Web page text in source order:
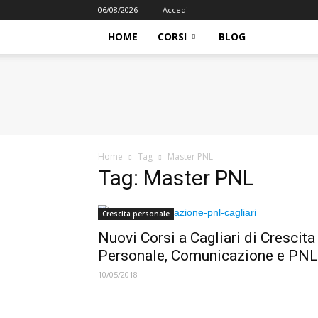
06/08/2026 Accedi
HOME CORSI BLOG
Home Tag Master PNL
Tag: Master PNL
Crescita personale
Nuovi Corsi a Cagliari di Crescita
Personale, Comunicazione e PNL
10/05/2018